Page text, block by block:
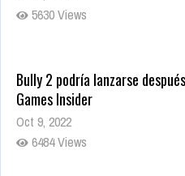
5630 Views
Bully 2 podría lanzarse
Games Insider
Oct 9, 2022
6484 Views